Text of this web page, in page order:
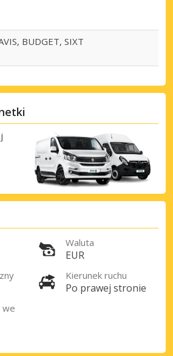
BUDGET, SIXT
Waluta
EUR
Kierunek ruchu
Po prawej stronie
we